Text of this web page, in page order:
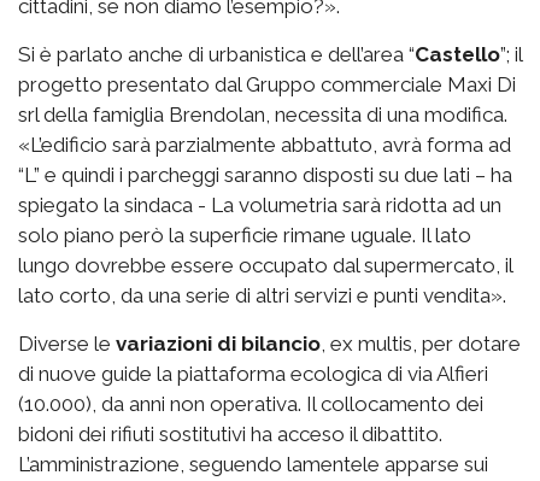
cittadini, se non diamo l’esempio?».
Si è parlato anche di urbanistica e dell’area “Castello”; il
progetto presentato dal Gruppo commerciale Maxi Di
srl della famiglia Brendolan, necessita di una modifica.
«L’edificio sarà parzialmente abbattuto, avrà forma ad
“L” e quindi i parcheggi saranno disposti su due lati – ha
spiegato la sindaca - La volumetria sarà ridotta ad un
solo piano però la superficie rimane uguale. Il lato
lungo dovrebbe essere occupato dal supermercato, il
lato corto, da una serie di altri servizi e punti vendita».
Diverse le variazioni di bilancio, ex multis, per dotare
di nuove guide la piattaforma ecologica di via Alfieri
(10.000), da anni non operativa. Il collocamento dei
bidoni dei rifiuti sostitutivi ha acceso il dibattito.
L’amministrazione, seguendo lamentele apparse sui